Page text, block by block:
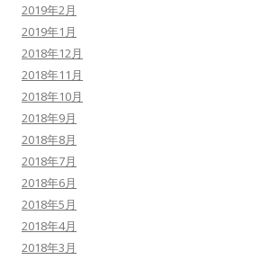
2019年2月
2019年1月
2018年12月
2018年11月
2018年10月
2018年9月
2018年8月
2018年7月
2018年6月
2018年5月
2018年4月
2018年3月